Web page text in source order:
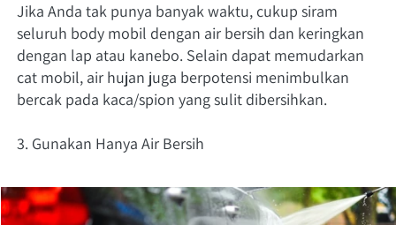
Jika Anda tak punya banyak waktu, cukup siram
seluruh body mobil dengan air bersih dan keringkan
dengan lap atau kanebo. Selain dapat memudarkan
cat mobil, air hujan juga berpotensi menimbulkan
bercak pada kaca/spion yang sulit dibersihkan.
3. Gunakan Hanya Air Bersih